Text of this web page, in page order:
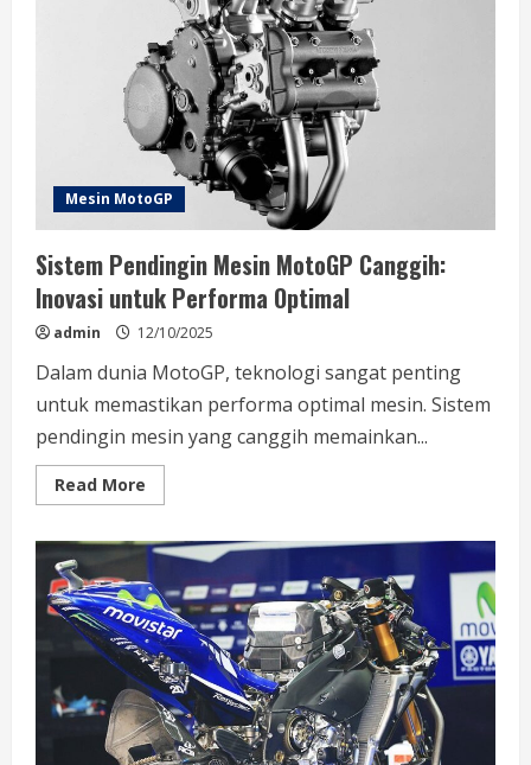
Unggul
Dunia
Balap
Mesin MotoGP
Sistem Pendingin Mesin MotoGP Canggih:
Inovasi untuk Performa Optimal
admin 12/10/2025
Dalam dunia MotoGP, teknologi sangat penting
untuk memastikan performa optimal mesin. Sistem
pendingin mesin yang canggih memainkan...
Read More
more
Pendingin
Mesin
MotoGP
Canggih:
Inovasi
untuk
Performa
Optimal